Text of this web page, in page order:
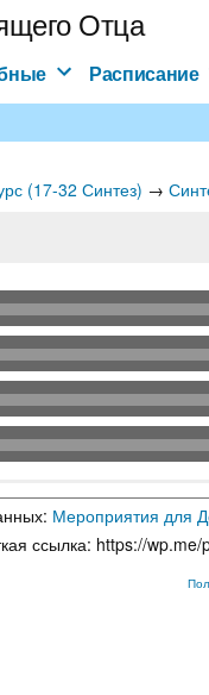
Отца
Расписание
(17-32 Синтез) →
Мероприятия для
ссылка: